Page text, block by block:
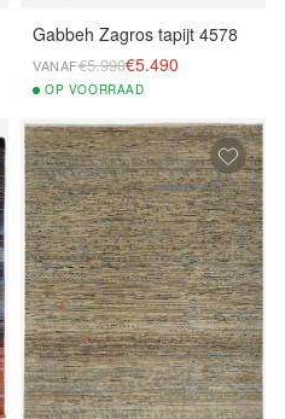
Gabbeh Zagros tapijt 4578
VANAF€5.990€5.490
OP VOORRAAD